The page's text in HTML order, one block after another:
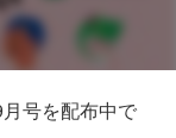
号を配布中で